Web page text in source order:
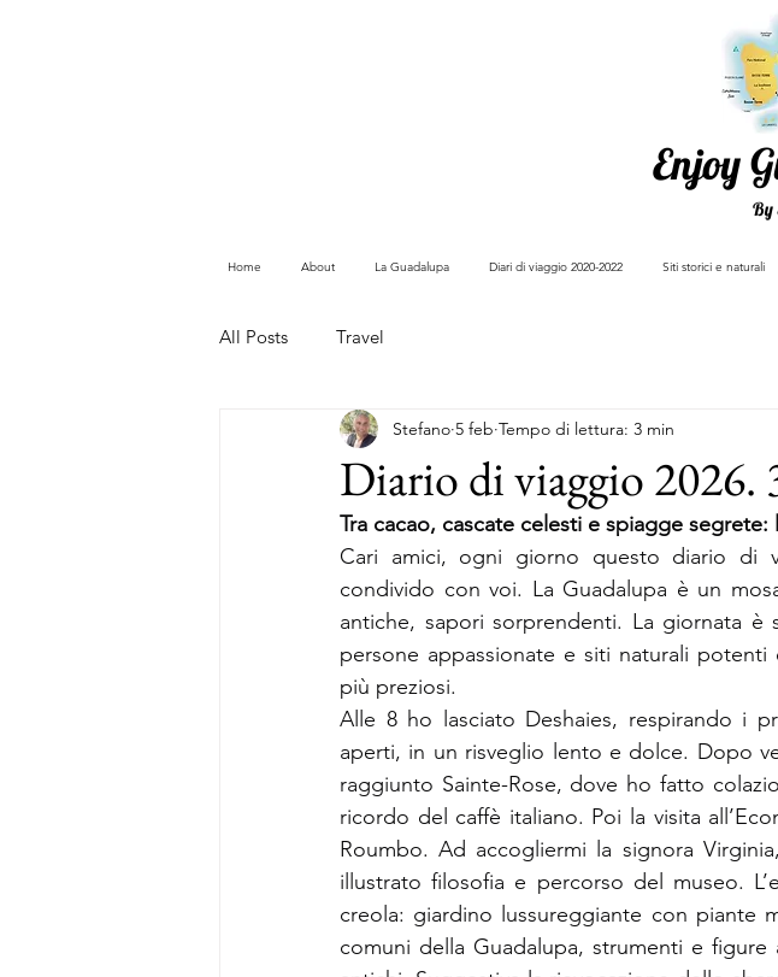
Enjoy
By
Home About La Guadalupa Diari di viaggio 2020-2022 Siti storici e naturali
All Posts Travel
Diario di viaggio 2026.
Stefano 5 feb Tempo di lettura: 3 min
Tra cacao, cascate celesti e spiagge
Cari amici, ogni giorno questo diario di
condivido con voi. La Guadalupa è un
antiche, sapori sorprendenti. La giornata
persone appassionate e siti naturali
più preziosi.
Alle 8 ho lasciato Deshaies, respirando i
aperti, in un risveglio lento e dolce. Dopo
raggiunto Sainte-Rose, dove ho fatto
ricordo del caffè italiano. Poi la visita
Roumbo. Ad accogliermi la signora
illustrato filosofia e percorso del museo.
creola: giardino lussureggiante con piante
comuni della Guadalupa, strumenti e